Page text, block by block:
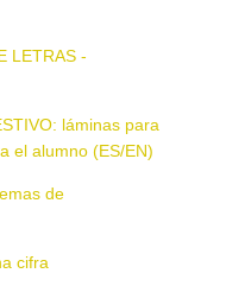
LETRAS -
láminas para
el alumno (ES/EN)
de
cifra